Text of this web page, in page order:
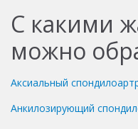
С какими
можно
Аксиальный
Анкилозирующий